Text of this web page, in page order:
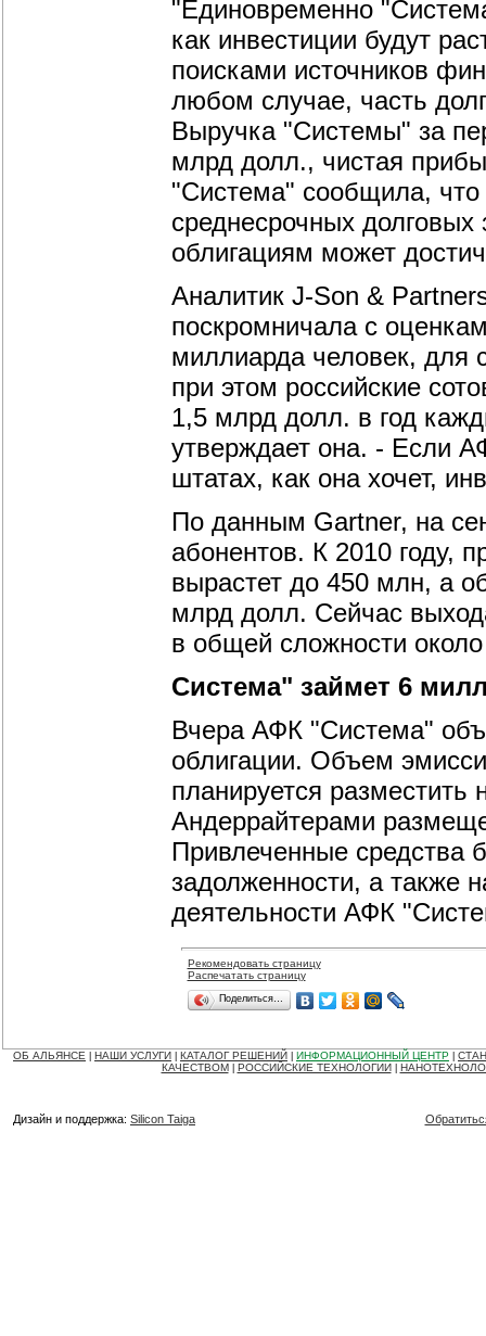
"Единовременно
как инвестиции будут
поисками источников
любом случае, часть
Выручка "Системы" за
млрд долл., чистая
"Система" сообщила, что
среднесрочных
облигациям может
Аналитик J-Son &
поскромничала с
миллиарда человек, для
при этом российские
1,5 млрд долл. в год
утверждает она. - Если
штатах, как она хочет,
По данным Gartner, на
абонентов. К 2010 году,
вырастет до 450 млн, а
млрд долл. Сейчас
в общей сложности
Система" займет 6
Вчера АФК "Система"
облигации. Объем
планируется
Андеррайтерами
Привлеченные средства
задолженности, а также
деятельности АФК
Рекомендовать страницу
Распечатать страницу
Поделиться…
ОБ АЛЬЯНСЕ НАШИ УСЛУГИ КАТАЛОГ РЕШЕНИЙ ИНФОРМАЦИОННЫЙ ЦЕНТР
КАЧЕСТВОМ
РОССИЙСКИЕ ТЕХНОЛОГИИ
Дизайн и поддержка: Silicon Taiga